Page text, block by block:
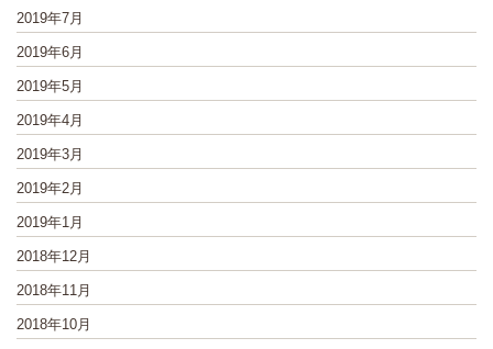
2019年7月
2019年6月
2019年5月
2019年4月
2019年3月
2019年2月
2019年1月
2018年12月
2018年11月
2018年10月